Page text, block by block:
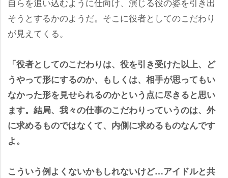
そうとするかのようだ。そこに役者としてのこだわり
が見えてくる。
「役者としてのこだわりは、役を引き受けた以上、ど
うやって形にするのか、もしくは、相手が思ってもい
なかった形を見せられるのかという点に尽きると思い
ます。結局、我々の仕事のこだわりっていうのは、外
に求めるものではなくて、内側に求めるものなんです
よ。
こういう例よくないかもしれないけど…アイドルと共